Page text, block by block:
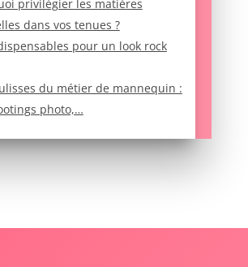
privilégier les matières
dans vos tenues ?
pour un look rock
du métier de mannequin :
photo,…